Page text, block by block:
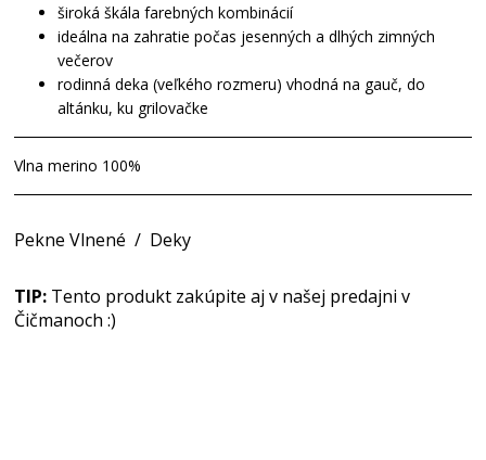
široká škála farebných kombinácií
ideálna na zahratie počas jesenných a dlhých zimných
večerov
rodinná deka (veľkého rozmeru) vhodná na gauč, do
altánku, ku grilovačke
Vlna merino 100%
Pekne Vlnené / Deky
TIP: Tento produkt zakúpite aj v našej predajni v
Čičmanoch :)